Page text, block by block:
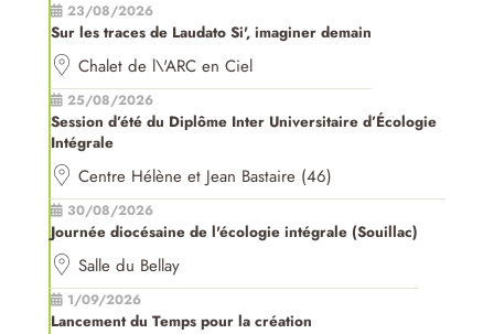
23/08/2026
Sur les traces de Laudato Si', imaginer demain
Chalet de l\'ARC en Ciel
25/08/2026
Session d’été du Diplôme Inter Universitaire d’Écologie
Intégrale
Centre Hélène et Jean Bastaire (46)
30/08/2026
Journée diocésaine de l'écologie intégrale (Souillac)
Salle du Bellay
1/09/2026
Lancement du Temps pour la création